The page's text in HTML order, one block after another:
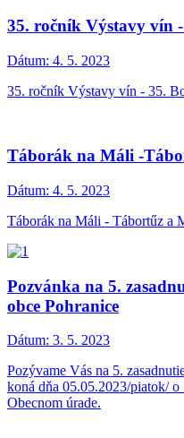
35. ročník Výstavy vín
Dátum: 4. 5. 2023
35. ročník Výstavy vín - 35.
Táborák na Máli -
Dátum: 4. 5. 2023
Táborák na Máli - Tábortűz a
Pozvánka na 5.
obce Pohranice
Dátum: 3. 5. 2023
Pozývame Vás na 5.
koná dňa 05.05.2023/piatok/ o
Obecnom úrade.